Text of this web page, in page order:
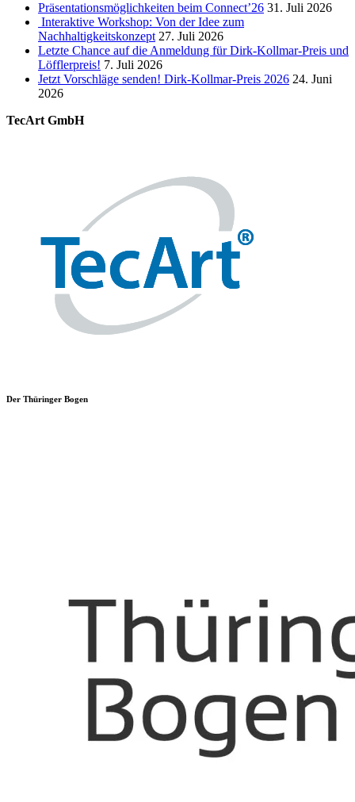
Präsentationsmöglichkeiten beim Connect’26 31. Juli 2026
Interaktive Workshop: Von der Idee zum
Nachhaltigkeitskonzept 27. Juli 2026
Letzte Chance auf die Anmeldung für Dirk-Kollmar-Preis und
Löfflerpreis! 7. Juli 2026
Jetzt Vorschläge senden! Dirk-Kollmar-Preis 2026 24. Juni
2026
TecArt GmbH
Der Thüringer Bogen